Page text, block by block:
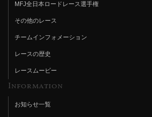
MFJ全日本ロードレース選手権
その他のレース
チームインフォメーション
レースの歴史
レースムービー
Information
お知らせ一覧